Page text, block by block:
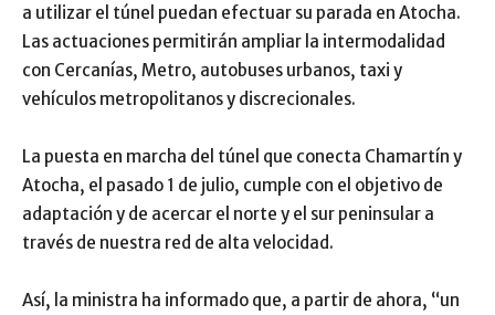
a utilizar el túnel puedan efectuar su parada en Atocha.
Las actuaciones permitirán ampliar la intermodalidad
con Cercanías, Metro, autobuses urbanos, taxi y
vehículos metropolitanos y discrecionales.
La puesta en marcha del túnel que conecta Chamartín y
Atocha, el pasado 1 de julio, cumple con el objetivo de
adaptación y de acercar el norte y el sur peninsular a
través de nuestra red de alta velocidad.
Así, la ministra ha informado que, a partir de ahora, “un